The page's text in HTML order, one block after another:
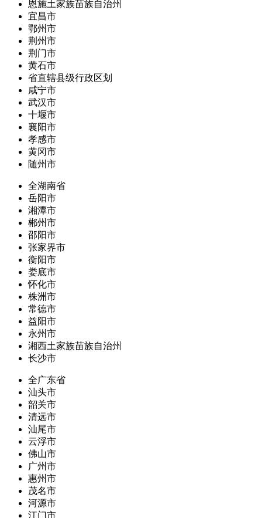
恩施土家族苗族自治州
宜昌市
鄂州市
荆州市
荆门市
黄石市
省直辖县级行政区划
咸宁市
武汉市
十堰市
襄阳市
孝感市
黄冈市
随州市
全湖南省
岳阳市
湘潭市
郴州市
邵阳市
张家界市
衡阳市
娄底市
怀化市
株洲市
常德市
益阳市
永州市
湘西土家族苗族自治州
长沙市
全广东省
汕头市
韶关市
清远市
汕尾市
云浮市
佛山市
广州市
惠州市
茂名市
河源市
江门市